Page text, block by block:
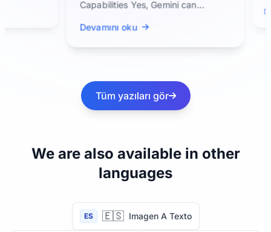
Capabilities Yes, Gemini can
multimodal...
Devamını oku
Tüm yazıları gör
We are also available in other
languages
ES 🇪🇸 Imagen A Texto